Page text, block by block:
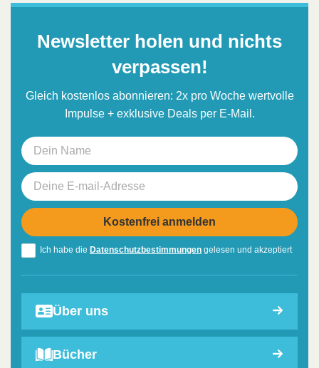
Newsletter holen und nichts
verpassen!
Gleich kostenlos abonnieren: 2x pro Woche wertvolle
Impulse + exklusive Deals per E-Mail.
Ich habe die Datenschutzbestimmungen gelesen und akzeptiert
Über uns
Bücher